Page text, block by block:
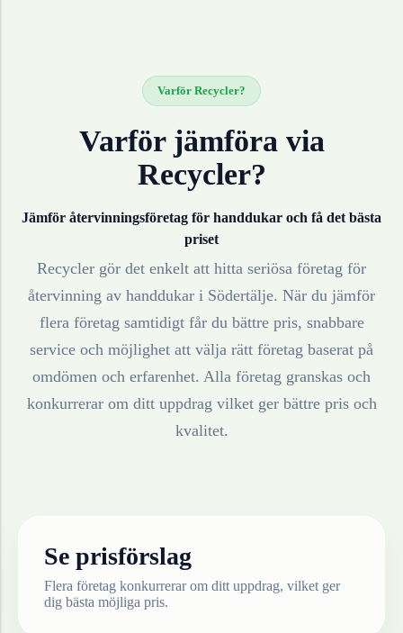
Varför Recycler?
Varför jämföra via
Recycler?
Jämför återvinningsföretag för handdukar och få det bästa
priset
Recycler gör det enkelt att hitta seriösa företag för
återvinning av handdukar i Södertälje. När du jämför
flera företag samtidigt får du bättre pris, snabbare
service och möjlighet att välja rätt företag baserat på
omdömen och erfarenhet. Alla företag granskas och
konkurrerar om ditt uppdrag vilket ger bättre pris och
kvalitet.
Se prisförslag
Flera företag konkurrerar om ditt uppdrag, vilket ger
dig bästa möjliga pris.